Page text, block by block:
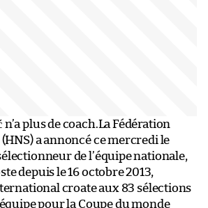
plus de coach.La Fédération
a annoncé ce mercredi le
de l’équipe nationale,
depuis le 16 octobre 2013,
croate aux 83 sélections
pour la Coupe du monde